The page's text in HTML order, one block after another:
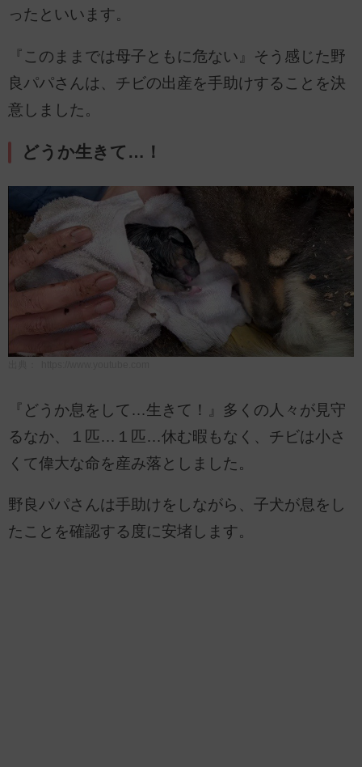
ったといいます。
『このままでは母子ともに危ない』そう感じた野
良パパさんは、チビの出産を手助けすることを決
意しました。
どうか生きて…！
『どうか息をして…生きて！』多くの人々が見守
るなか、１匹…１匹…休む暇もなく、チビは小さ
くて偉大な命を産み落としました。
野良パパさんは手助けをしながら、子犬が息をし
たことを確認する度に安堵します。